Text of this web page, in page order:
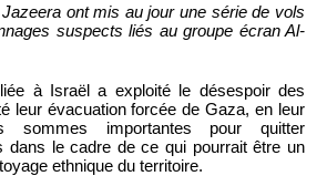
Jazeera ont mis au jour une série de vols
suspects liés au groupe écran Al-
à Israël a exploité le désespoir des
leur évacuation forcée de Gaza, en leur
sommes importantes pour quitter
dans le cadre de ce qui pourrait être un
ethnique du territoire.